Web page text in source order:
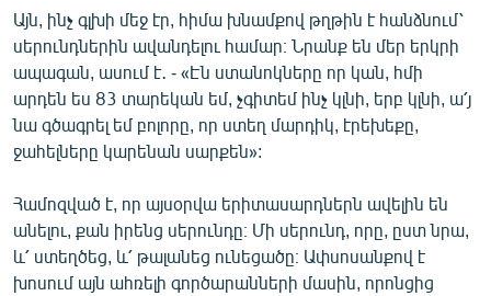
Այն, ինչ գլխի մեջ էր, հիմա խնամքով թղթին է հանձնում՝
սերունդներին ավանդելու համար։ Նրանք են մեր երկրի
ապագան, ասում է․ - «Էն ստանոկները որ կան, հմի
արդեն ես 83 տարեկան եմ, չգիտեմ ինչ կլնի, երբ կլնի, ա՛յ
նա գծագրել եմ բոլորը, որ ստեղ մարդիկ, էրեխեքը,
ջահելները կարենան սարքեն»:
Համոզված է, որ այսօրվա երիտասարդներն ավելին են
անելու, քան իրենց սերունդը։ Մի սերունդ, որը, ըստ նրա,
և՛ ստեղծեց, և՛ թալանեց ունեցածը։ Ափսոսանքով է
խոսում այն ահռելի գործարանների մասին, որոնցից